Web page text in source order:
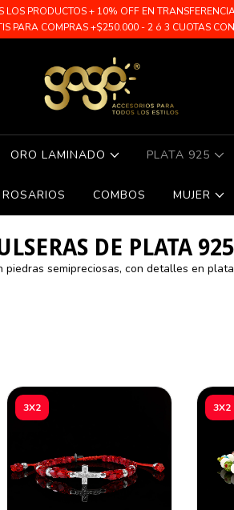
LOS PRODUCTOS + 10% OFF EN
PARA COMPRAS +$250.000 - 2 ó 3 CUOTAS
ORO LAMINADO PLATA 925
ROSARIOS COMBOS MUJER
DE PLATA 925
piedras semipreciosas, con detalles en
3X2 3X2